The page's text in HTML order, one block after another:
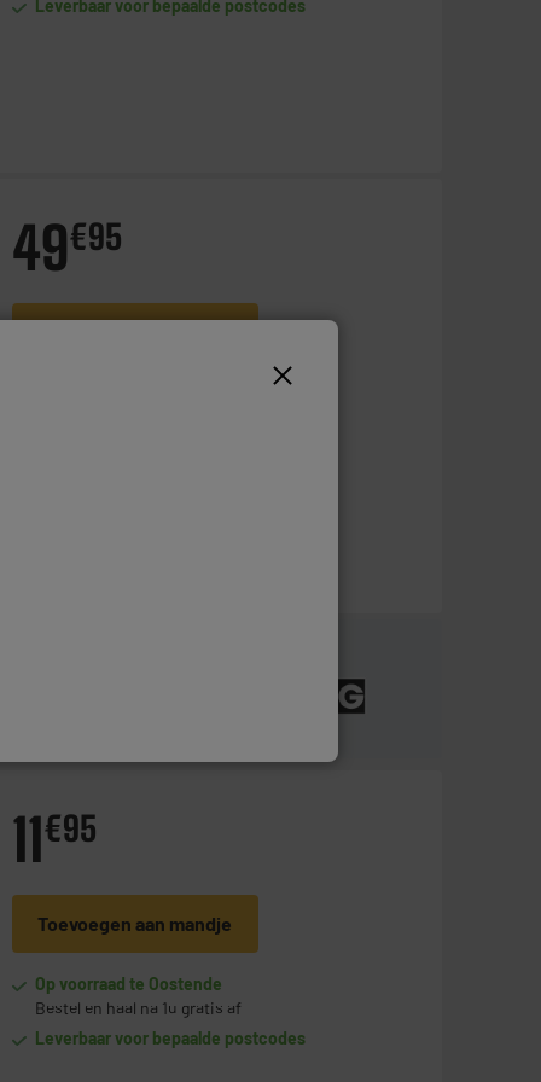
Leverbaar voor bepaalde postcodes
49€95
11€95
Toevoegen aan mandje
Op voorraad te Oostende
Bestel en haal na 1u gratis af
Leverbaar voor bepaalde postcodes